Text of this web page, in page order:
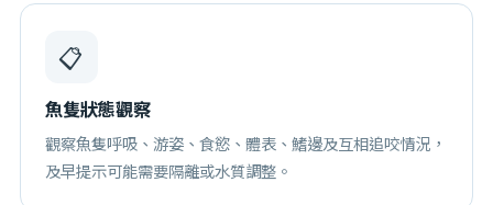
📋
魚隻狀態觀察
觀察魚隻呼吸、游姿、食慾、體表、鰭邊及互相追咬情況，
及早提示可能需要隔離或水質調整。